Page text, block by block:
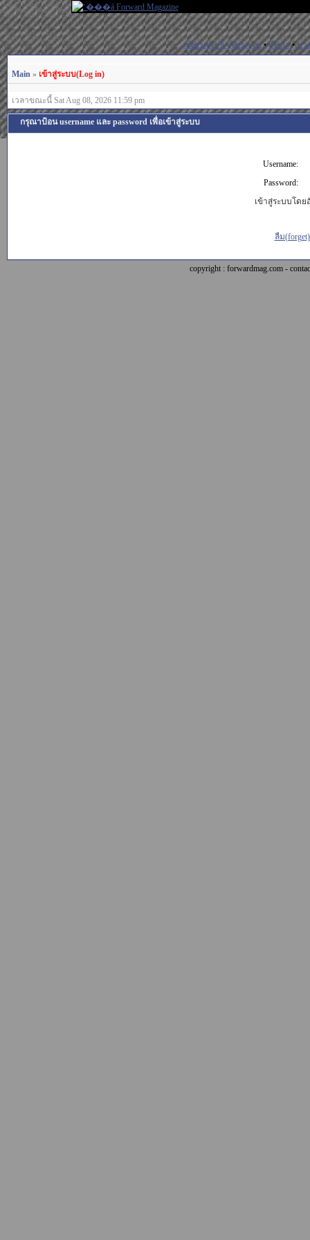
สมัครสมาชิก(Register)•ค้นหา•ช่ว
Main » เข้าสู่ระบบ(Log in)
เวลาขณะนี้ Sat Aug 08, 2026 11:59 pm
กรุณาป้อน username และ password เพื่อเข้าสู่ระบบ
Username:
Password:
เข้าสู่ระบบโดย
ลืม
copyright : forwardmag.com -